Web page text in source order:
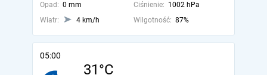
Opad: 0 mm Ciśnienie: 1002 hPa
Wiatr:
4 km/h Wilgotność: 87%
05:00
31°C